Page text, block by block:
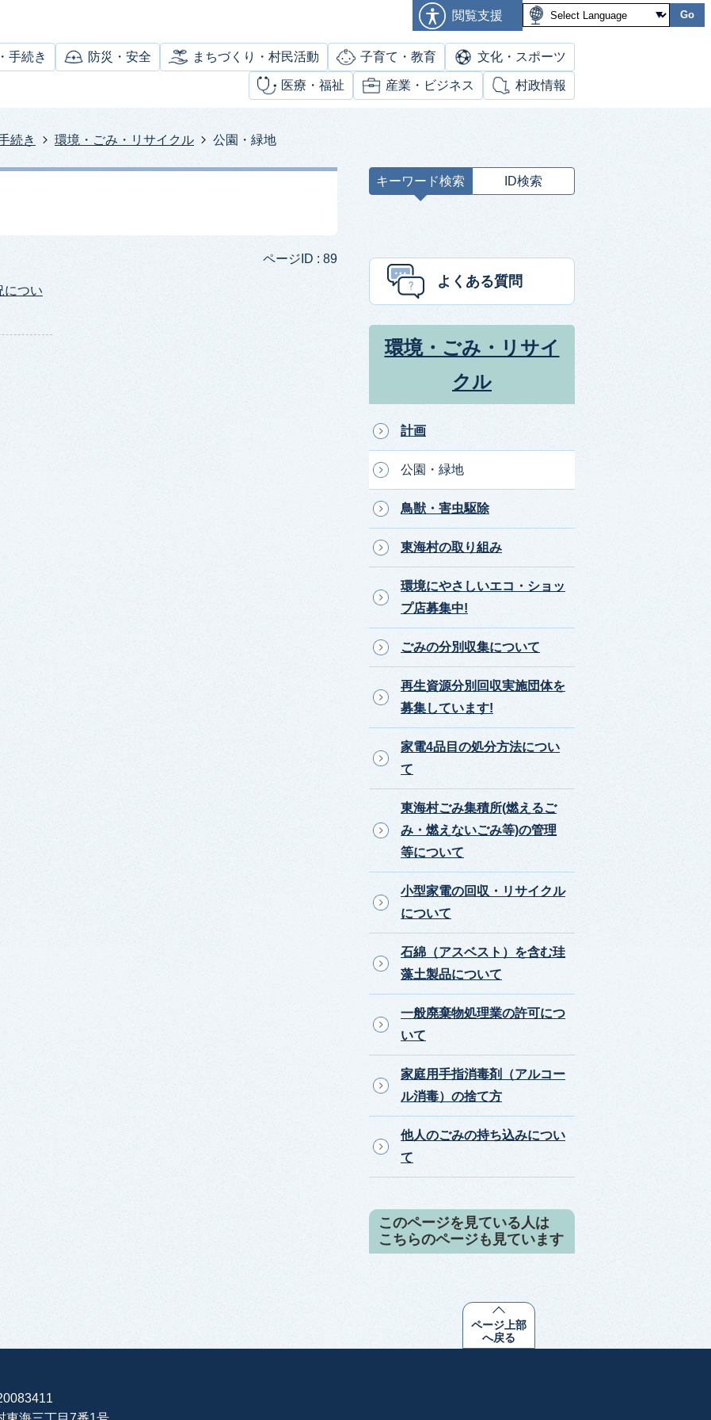
閲覧支援 Go
手続き 防災・安全 まちづくり・村民活動 子育て・教育 文化・スポーツ
医療・福祉 産業・ビジネス 村政情報
続き 環境・ごみ・リサイクル 公園・緑地
ページID : 89
につい
キーワード検索 ID検索
ー
よくある質問
環境・ごみ・リサイ
クル
計画
公園・緑地
鳥獣・害虫駆除
東海村の取り組み
環境にやさしいエコ・ショッ
プ店募集中!
ごみの分別収集について
再生資源分別回収実施団体を
募集しています!
家電4品目の処分方法につい
て
東海村ごみ集積所(燃えるご
み・燃えないごみ等)の管理
等について
小型家電の回収・リサイクル
について
石綿（アスベスト）を含む珪
藻土製品について
一般廃棄物処理業の許可につ
いて
家庭用手指消毒剤（アルコー
ル消毒）の捨て方
他人のごみの持ち込みについ
て
このページを見ている人は
こちらのページも見ています
ページ上部
へ戻る